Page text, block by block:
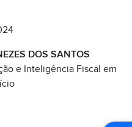
DOS SANTOS
e Inteligência Fiscal em